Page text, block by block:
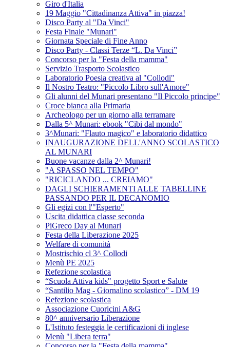
Giro d'Italia
19 Maggio "Cittadinanza Attiva" in piazza!
Disco Party al "Da Vinci"
Festa Finale "Munari"
Giornata Speciale di Fine Anno
Disco Party - Classi Terze “L. Da Vinci”
Concorso per la "Festa della mamma"
Servizio Trasporto Scolastico
Laboratorio Poesia creativa al "Collodi"
Il Nostro Teatro: "Piccolo Libro sull'Amore"
Gli alunni del Munari presentano "Il Piccolo principe"
Croce bianca alla Primaria
Archeologo per un giorno alla terramare
Dalla 5^ Munari: ebook "Cibi dal mondo"
3^Munari: "Flauto magico" e laboratorio didattico
INAUGURAZIONE DELL'ANNO SCOLASTICO
AL MUNARI
Buone vacanze dalla 2^ Munari!
"A SPASSO NEL TEMPO"
"RICICLANDO ... CREIAMO"
DAGLI SCHIERAMENTI ALLE TABELLINE
PASSANDO PER IL DECANOMIO
Gli egizi con l'"Esperto"
Uscita didattica classe seconda
PiGreco Day al Munari
Festa della Liberazione 2025
Welfare di comunità
Mostrischio cl 3^ Collodi
Menù PE 2025
Refezione scolastica
“Scuola Attiva kids" progetto Sport e Salute
“Santilio Mag - Giornalino scolastico” - DM 19
Refezione scolastica
Associazione Cuoricini A&G
80^ anniversario Liberazione
L'Istituto festeggia le certificazioni di inglese
Menù "Libera terra"